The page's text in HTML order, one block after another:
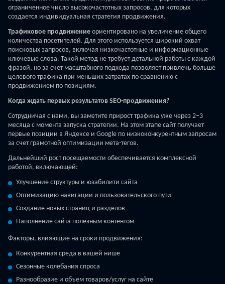
ограниченное число высокочастотных запросов, для которых
создается индивидуальная стратегия продвижения.
Трафиковое продвижение ориентировано на увеличение общего
количества посетителей. Для этого используется широкий охват
поисковых запросов, включая низкочастотные и информационные
ключевые слова. Такой метод не требует детальной работы с каждой
фразой, но за счет масштабного подхода позволяет привлечь больше
целевого трафика при меньших затратах по сравнению с
продвижением по позициям.
Когда ждать первых результатов SEO-продвижения?
Сотрудничая с нами, вы заметите прирост трафика уже через 2–3
месяца с момента запуска стратегии. На этом этапе сайт получает
первые позиции в Яндексе и Google по низкоконкурентным запросам
за счет грамотной оптимизации мета-тегов.
Дальнейший рост посещаемости обеспечивается комплексной
работой, включающей:
Улучшение структуры и юзабилити сайта
Оптимизацию навигации и пользовательского пути
Создание новых страниц и разделов
Наполнение сайта полезным контентом
Факторы, влияющие на сроки продвижения:
Конкурентная среда в вашей нише
Сезонные колебания спроса
Разнообразие и объем товаров/услуг на сайте